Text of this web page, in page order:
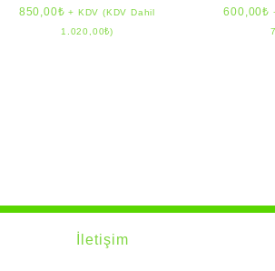
850,00₺ + KDV (KDV Dahil
1.020,00₺)
600,00₺
İletişim